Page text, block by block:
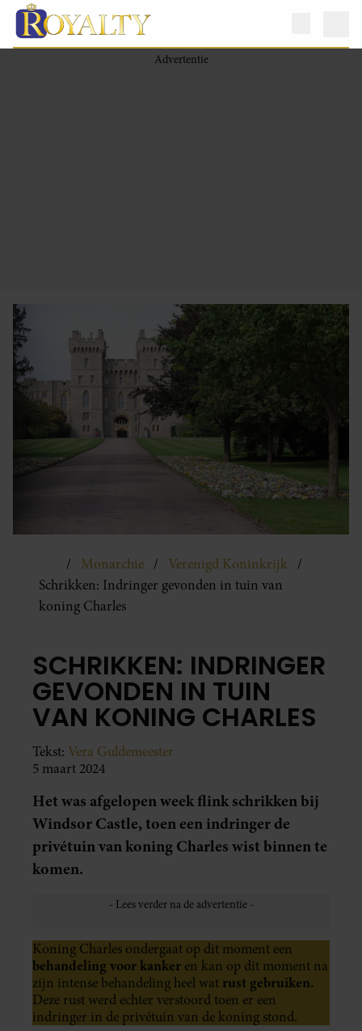
Monarchie
Verenigd Koninkrijk
Schrikken: Indringer gevonden in tuin van
koning Charles
SCHRIKKEN: INDRINGER
GEVONDEN IN TUIN
VAN KONING CHARLES
Tekst: Vera Guldemeester
5 maart 2024
Het was afgelopen week flink schrikken bij
Windsor Castle, toen een indringer de
privétuin van koning Charles wist binnen te
komen.
Koning Charles ondergaat op dit moment een
behandeling voor kanker en kan op dit moment na
zijn intense behandeling heel wat rust gebruiken.
Deze rust werd echter verstoord toen er een
indringer in de privétuin van de koning stond.